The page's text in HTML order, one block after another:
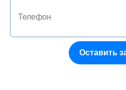
№10 Термоблок 15HP/File
Кол-во:
+
Оставить